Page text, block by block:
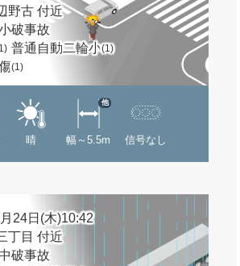
野古 付近
破事故
普通自動二輪小(1)
(1)
晴 幅～5.5m
他
信号なし
24日(木)10:42
丁目 付近
破事故